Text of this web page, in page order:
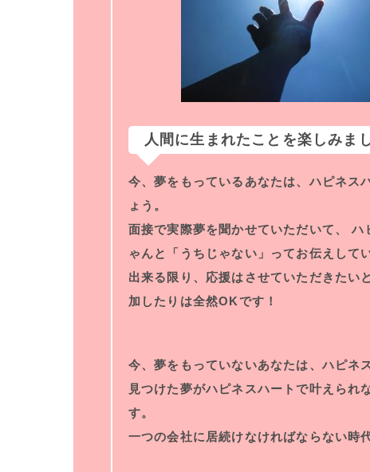
人間に生まれたことを楽しみま
今、夢をもっているあなたは、ハピネス
ょう。
面接で実際夢を聞かせていただいて、
ゃんと「うちじゃない」ってお伝えして
出来る限り、応援はさせていただきたい
加したりは全然OKです！
今、夢をもっていないあなたは、ハピネ
見つけた夢がハピネスハートで叶えられ
す。
一つの会社に居続けなければならない時